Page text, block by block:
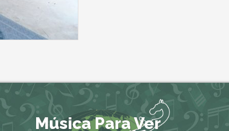
Música Para Ver